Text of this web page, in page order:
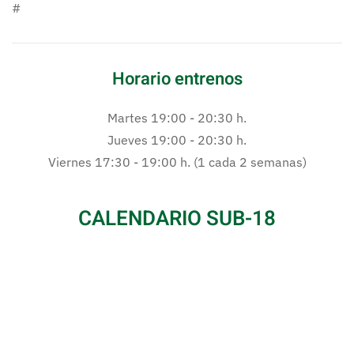
#
Horario entrenos
Martes 19:00 - 20:30 h.
Jueves 19:00 - 20:30 h.
Viernes 17:30 - 19:00 h. (1 cada 2 semanas)
CALENDARIO SUB-18